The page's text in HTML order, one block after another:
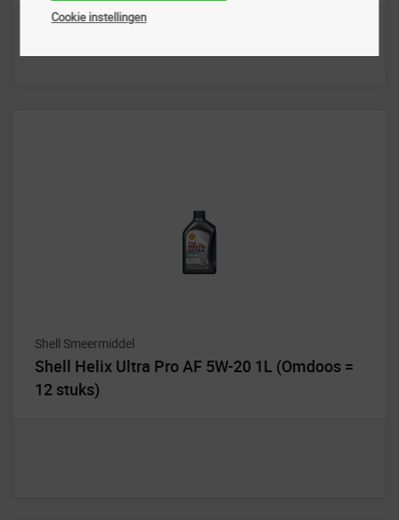
Shell Smeermiddel
Shell Helix Ultra Pro AF 5W-20 1L (Omdoos =
12 stuks)
Cookie instellingen